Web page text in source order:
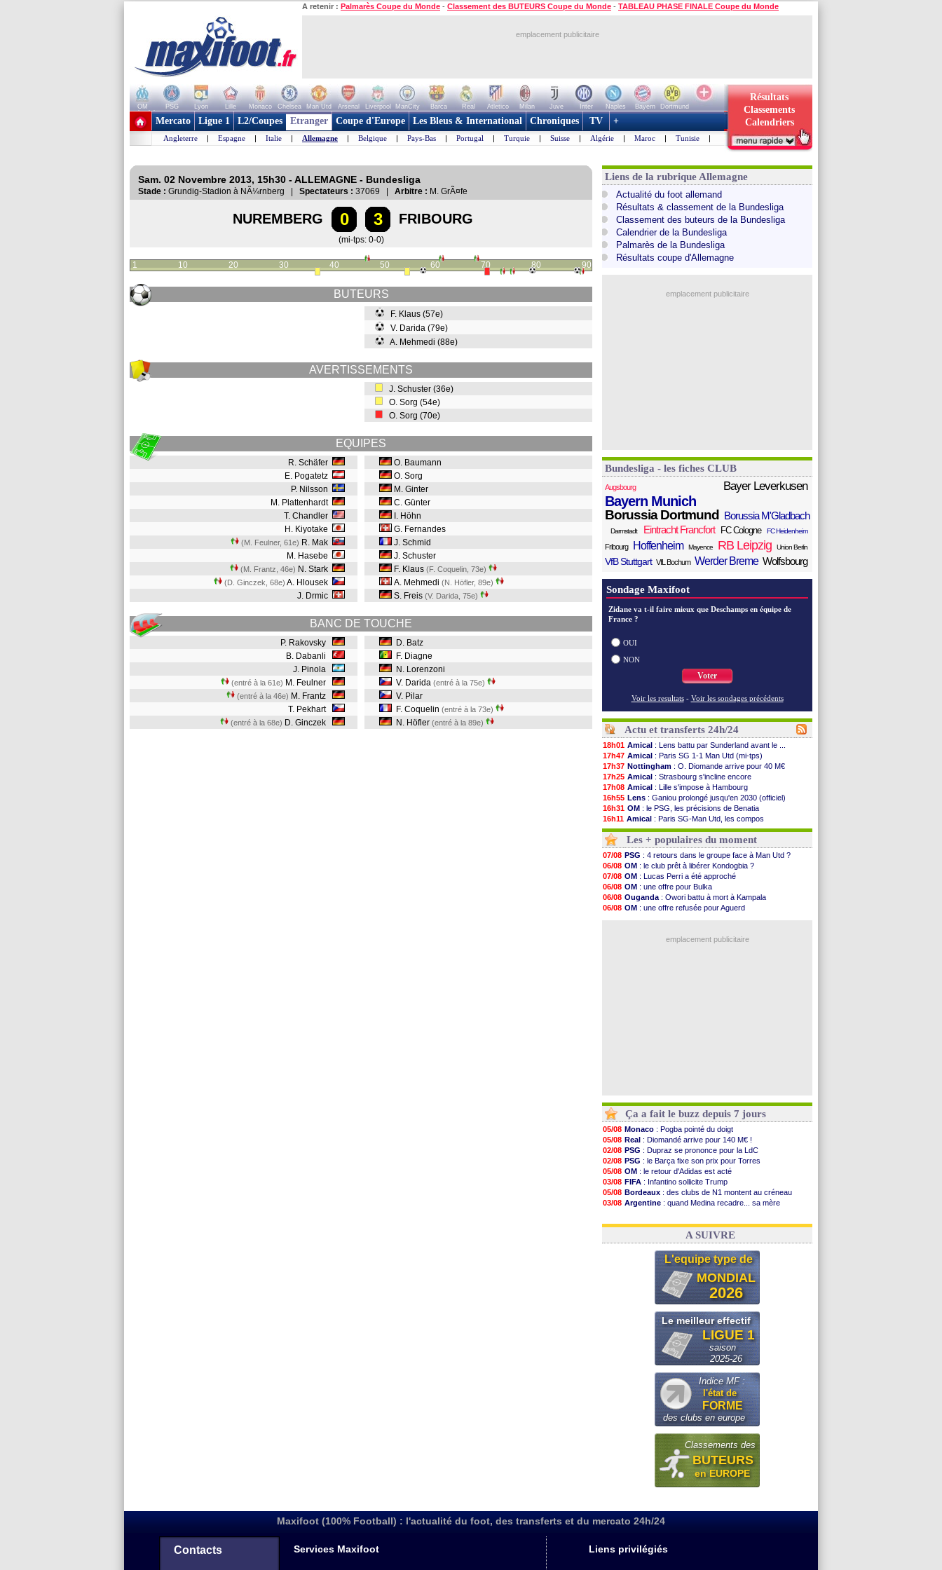
A retenir : Palmarès Coupe du Monde - Classement des BUTEURS Coupe du Monde - TABLEAU PHASE FINALE Coupe du Monde
emplacement publicitaire
OM PSG Lyon Lille Monaco Chelsea Man Utd Arsenal Liverpool ManCity Barca Real Atletico Milan Juve Inter Naples Bayern
Dortmund
+ de clubs
Résultats
Classements
Calendriers
Mercato Ligue 1 L2/Coupes Etranger Coupe d'Europe Les Bleus & International Chroniques TV +
Angleterre | Espagne | Italie | Allemagne | Belgique | Pays-Bas | Portugal | Turquie | Suisse | Algérie | Maroc | Tunisie |
Sam. 02 Novembre 2013, 15h30 - ALLEMAGNE - Bundesliga
Stade : Grundig-Stadion à NÃ¼rnberg | Spectateurs : 37069 | Arbitre : M. GrÃ¤fe
NUREMBERG 0 3 FRIBOURG
(mi-tps: 0-0)
1 10 20 30 40 50 60 70 80 90
BUTEURS
F. Klaus (57e)
V. Darida (79e)
A. Mehmedi (88e)
AVERTISSEMENTS
J. Schuster (36e)
O. Sorg (54e)
O. Sorg (70e)
EQUIPES
R. Schäfer
E. Pogatetz
P. Nilsson
M. Plattenhardt
T. Chandler
H. Kiyotake
(M. Feulner, 61e) R. Mak
M. Hasebe
(M. Frantz, 46e) N. Stark
(D. Ginczek, 68e) A. Hlousek
J. Drmic
O. Baumann
O. Sorg
M. Ginter
C. Günter
I. Höhn
G. Fernandes
J. Schmid
J. Schuster
F. Klaus (F. Coquelin, 73e)
A. Mehmedi (N. Höfler, 89e)
S. Freis (V. Darida, 75e)
BANC DE TOUCHE
P. Rakovsky
B. Dabanli
J. Pinola
(entré à la 61e) M. Feulner
(entré à la 46e) M. Frantz
T. Pekhart
(entré à la 68e) D. Ginczek
D. Batz
F. Diagne
N. Lorenzoni
V. Darida (entré à la 75e)
V. Pilar
F. Coquelin (entré à la 73e)
N. Höfler (entré à la 89e)
Liens de la rubrique Allemagne
Actualité du foot allemand
Résultats & classement de la Bundesliga
Classement des buteurs de la Bundesliga
Calendrier de la Bundesliga
Palmarès de la Bundesliga
Résultats coupe d'Allemagne
emplacement publicitaire
Bundesliga - les fiches CLUB
Augsbourg Bayer Leverkusen
Bayern Munich
Borussia Dortmund Borussia M'Gladbach
Darmstadt Eintracht Francfort FC Cologne FC Heidenheim
Fribourg Hoffenheim Mayence RB Leipzig Union Berlin
VfB Stuttgart VfL Bochum Werder Breme Wolfsbourg
Sondage Maxifoot
Zidane va t-il faire mieux que Deschamps en équipe de
France ?
OUI
NON
Voter
Voir les resultats - Voir les sondages précédents
Actu et transferts 24h/24
18h01 Amical : Lens battu par Sunderland avant le ...
17h47 Amical : Paris SG 1-1 Man Utd (mi-tps)
17h37 Nottingham : O. Diomande arrive pour 40 M€
17h25 Amical : Strasbourg s'incline encore
17h08 Amical : Lille s'impose à Hambourg
16h55 Lens : Ganiou prolongé jusqu'en 2030 (officiel)
16h31 OM : le PSG, les précisions de Benatia
16h11 Amical : Paris SG-Man Utd, les compos
16h06 Amical: Chelsea corrige l'AC Milan
15h48
Argentine: Messi perd son papa
15h41 Amical: l'Inter s'offre la Juventus
15h21
Atletico: Almada rejoint River Plate (off.)
15h14
Monaco: Camara a la cote en Angleterre
14h59
Amical: encore une défaite pour Strasbourg
14h43
OM : la piste Goore en attaque
14h14
PSG: ça négocie avec le Barça pour Torres
13h59
Amical: Rennes s'incline contre Brentford
: Mourinho durcit les règles
Les + populaires du moment
07/08 PSG : 4 retours dans le groupe face à Man Utd ?
06/08 OM : le club prêt à libérer Kondogbia ?
07/08 OM : Lucas Perri a été approché
06/08 OM : une offre pour Bulka
06/08 Ouganda : Owori battu à mort à Kampala
06/08 OM : une offre refusée pour Aguerd
emplacement publicitaire
Ça a fait le buzz depuis 7 jours
05/08 Monaco : Pogba pointé du doigt
05/08 Real : Diomandé arrive pour 140 M€ !
02/08 PSG : Dupraz se prononce pour la LdC
02/08 PSG : le Barça fixe son prix pour Torres
05/08 OM : le retour d'Adidas est acté
03/08 FIFA : Infantino sollicite Trump
05/08 Bordeaux : des clubs de N1 montent au créneau
03/08 Argentine : quand Medina recadre... sa mère
03/08 OM: Paixão attire un 2e club anglais
A SUIVRE
L'equipe type de
MONDIAL
2026
Le meilleur effectif
LIGUE 1
saison
2025-26
Indice MF :
l'état de
FORME
des clubs en europe
Classements des
BUTEURS
en EUROPE
Maxifoot (100% Football) : l'actualité du foot, des transferts et du mercato 24h/24
Contacts Services Maxifoot Liens privilégiés